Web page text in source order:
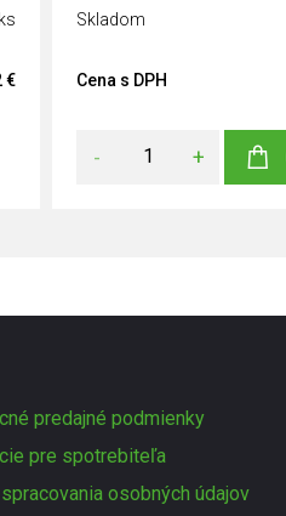
€
Skladom
Cena s DPH
- +
predajné podmienky
pre spotrebiteľa
osobných údajov